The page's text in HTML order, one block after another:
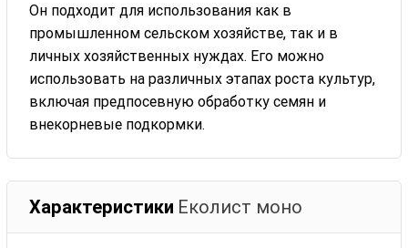
Он подходит для использования как в
промышленном сельском хозяйстве, так и в
личных хозяйственных нуждах. Его можно
использовать на различных этапах роста культур,
включая предпосевную обработку семян и
внекорневые подкормки.
Характеристики Еколист моно